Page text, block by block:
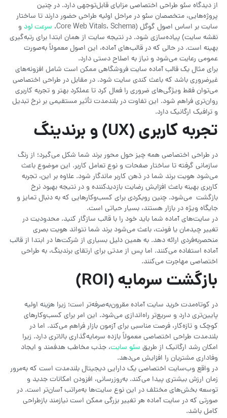
از دیدگاه سئو طراحی اختصاصی مزایای قابل‌توجهی دارد. در چنین
پروژه‌هایی، متخصصان سئو در مراحل اولیه طراحی حضور دارند تا ساختار
سایت بر اساس اصول گوگل (Core Web Vitals، Schema،
سرعت لود و
نقشه سایت) پیاده‌سازی شود. در نتیجه سایت از همان ابتدا برای رتبه‌گیری
بهینه است. در حالی که در قالب‌های آماده، این اصول معمولاً به‌صورت
عمومی رعایت می‌شود و نیاز به اصلاح دستی دارد.
برای مثال یک قالب آماده سایت فروشگاهی ممکن است شامل افزونه‌های
غیرضروری باشد که باعث کندی سایت شود. در مقابل در طراحی اختصاصی
می‌توان فقط ویژگی‌های ضروری را فعال کرد تا عملکرد بهتر و تجربه کاربری
روان‌تری فراهم شود. این تفاوت در بلندمدت تأثیر مستقیمی بر نرخ تبدیل
و ترافیک ارگانیک دارد.
تجربه کاربری(UX) و برندینگ
در طراحی اختصاصی همه چیز حول محور برند شما شکل می‌گیرد؛ از رنگ
سازمانی گرفته تا ساختار صفحات و نوع تعامل کاربر. این موضوع باعث
می‌شود هویت برند شما در ذهن کاربر ماندگار شود. علاوه بر این، تجربه
کاربری بهینه باعث افزایش رضایت بازدیدکننده و در نتیجه بهبود نرخ
بازگشت می‌شود. چنین رویکردی برای کسب‌وکارهایی که به دنبال تمایز و
جایگاه ویژه در بازار هستند، بسیار حیاتی است.
در سایت‌های آماده شما باید خود را با قالب سازگار کنید. محدودیت در
تغییر چیدمان یا فونت، باعث می‌شود برند شما نتواند هویت بصری
منحصربه‌فردی ارائه دهد. به همین دلیل بسیاری از شرکت‌ها در ابتدا از قالب
آماده استفاده می‌کنند. اما پس از مدتی برای ارتقای برندینگ، به طراحی
اختصاصی مهاجرت می‌کنند.
بازگشت سرمایه(ROI)
در کوتاه‌مدت خرید سایت آماده مقرون‌به‌صرفه‌تر است؛ زیرا هزینه اولیه
پایین‌تری دارد و سریع‌تر راه‌اندازی می‌شود. این امر برای کسب‌وکارهای
کوچک و تازه‌کار، فرصت مناسبی برای آزمون بازار فراهم می‌کند. اما در
بلندمدت طراحی اختصاصی معمولاً بازده سرمایه‌گذاری بالاتری دارد. زیرا
امکان رشد ارگانیک از طریق سئو سایت، جذب مخاطب هدفمند و ایجاد
وفاداری مشتریان را افزایش می‌دهد.
در واقع وب‌سایت اختصاصی یک دارایی دیجیتال بلندمدت است که به‌مرور
زمان ارزش بیشتری پیدا می‌کند. به‌روزرسانی، افزودن امکانات جدید و
توسعه بخش‌های مختلف در این نوع سایت‌ها به‌مراتب آسان‌تر است. در
صورتی که در سایت آماده هر تغییر بزرگی ممکن است نیازمند بازطراحی
کامل باشد.